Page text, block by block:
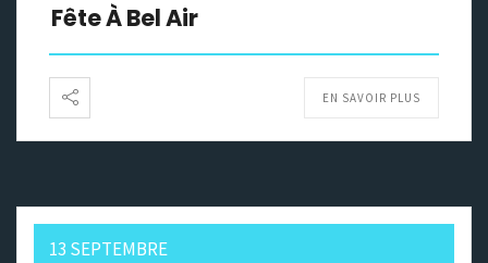
Fête À Bel Air
EN SAVOIR PLUS
13 SEPTEMBRE